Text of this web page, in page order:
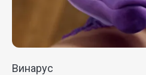
Винарус